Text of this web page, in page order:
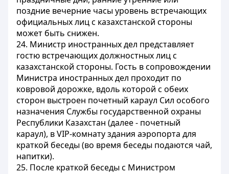
поздние вечерние часы уровень встречающих
официальных лиц с казахстанской стороны
может быть снижен.
24. Министр иностранных дел представляет
гостю встречающих должностных лиц с
казахстанской стороны. Гость в сопровождении
Министра иностранных дел проходит по
ковровой дорожке, вдоль которой с обеих
сторон выстроен почетный караул Сил особого
назначения Службы государственной охраны
Республики Казахстан (далее - почетный
караул), в VIP-комнату здания аэропорта для
краткой беседы (во время беседы подаются чай,
напитки).
25. После краткой беседы с Министром